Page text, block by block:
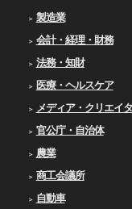
製造業
会計・経理・財務
法務・知財
医療・ヘルスケア
メディア・クリエイ
官公庁・自治体
農業
商工会議所
自動車